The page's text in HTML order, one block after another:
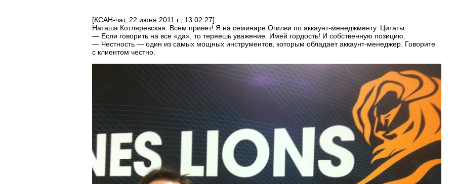
[КСАН-чат, 22 июня 2011 г., 13:02:27]
Наташа Котляревская: Всем привет! Я на семинаре Огилви по аккаунт-менеджменту. Цитаты:
— Если говорить на все «да», то теряешь уважение. Имей гордость! И собственную позицию.
— Честность — один из самых мощных инструментов, которым обладает аккаунт-менеджер. Говорите
с клиентом честно.